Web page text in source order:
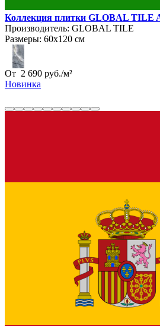
Коллекция плитки GLOBAL TILE
Производитель: GLOBAL TILE
Размеры: 60х120 см
От 2 690 руб./м²
Новинка